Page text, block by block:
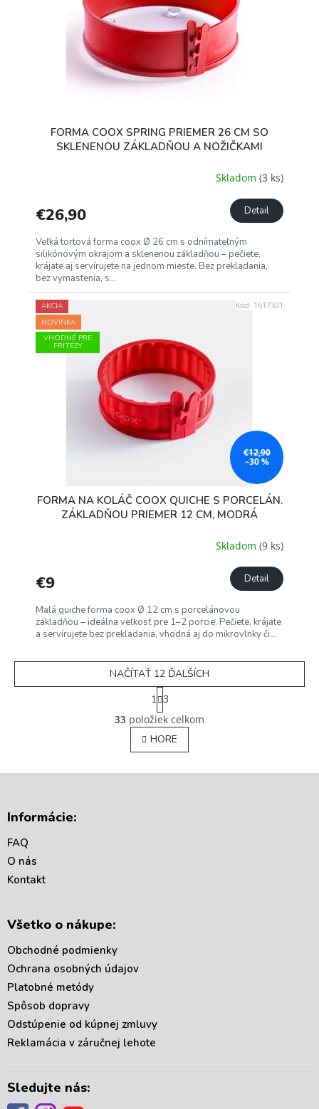
FORMA COOX SPRING PRIEMER 26 CM SO
SKLENENOU ZÁKLADŇOU A NOŽIČKAMI
Skladom (3 ks)
€26,90 Detail
Veľká tortová forma coox Ø 26 cm s odnímateľným
silikónovým okrajom a sklenenou základňou – pečiete,
krájate aj servírujete na jednom mieste. Bez prekladania,
bez vymastenia, s...
AKCIA
NOVINKA
VHODNÉ PRE
FRITÉZY
€12,90
–30 %
FORMA NA KOLÁČ COOX QUICHE S PORCELÁN.
ZÁKLADŇOU PRIEMER 12 CM, MODRÁ
Skladom (9 ks)
€9 Detail
Malá quiche forma coox Ø 12 cm s porcelánovou
základňou – ideálna veľkosť pre 1–2 porcie. Pečiete, krájate
a servírujete bez prekladania, vhodná aj do mikrovlnky či...
Kód: 1617301
O
v
l
á
NAČÍTAŤ 12 ĎALŠÍCH
S
t
r
á
n
k
v
1 3
33 položiek celkom
HORE
Informácie:
FAQ
O nás
Kontakt
Všetko o nákupe:
Obchodné podmienky
Ochrana osobných údajov
Platobné metódy
Spôsob dopravy
Odstúpenie od kúpnej zmluvy
Reklamácia v záručnej lehote
Sledujte nás: